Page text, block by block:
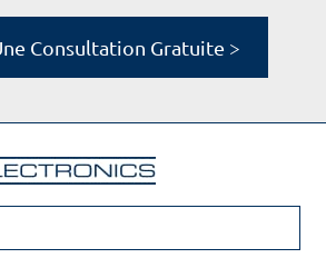
Consultation Gratuite >